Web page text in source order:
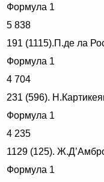
Формула 1
5 838
191 (1115).П.де ла
Формула 1
4 704
231 (596).
Формула 1
4 235
1129 (125).
Формула 1